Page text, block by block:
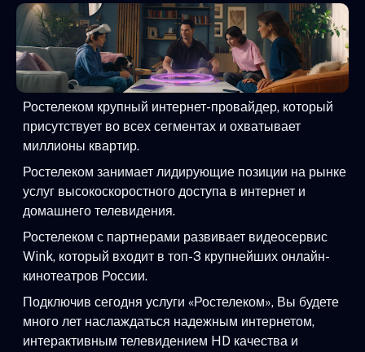
Ростелеком крупный интернет-провайдер, который
присутствует во всех сегментах и охватывает
миллионы квартир.
Ростелеком занимает лидирующие позиции на рынке
услуг высокоскоростного доступа в интернет и
домашнего телевидения.
Ростелеком с партнерами развивает видеосервис
Wink, который входит в топ-3 крупнейших онлайн-
кинотеатров России.
Подключив сегодня услуги «Ростелеком», Вы будете
много лет наслаждаться надежным интернетом,
интерактивным телевидением HD качества и